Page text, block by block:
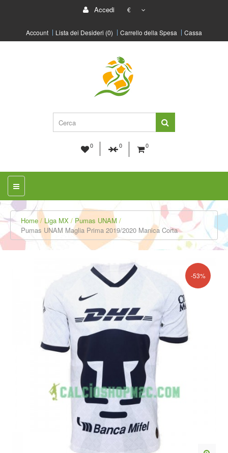
Accedi €
Account Lista dei Desideri (0) Carrello della Spesa Cassa
0 0 0
Home Liga MX
Pumas UNAM
Pumas UNAM Maglia Prima 2019/2020 Manica Corta
-53%